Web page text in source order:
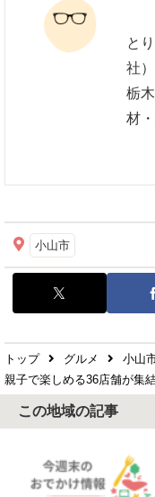
と
社
栃
材
小山市
トップ グルメ
小山
親子で楽しめる36店舗が集
この地域の記事